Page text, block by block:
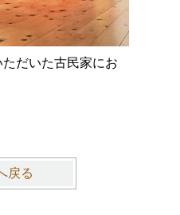
だいた古民家にお
戻る